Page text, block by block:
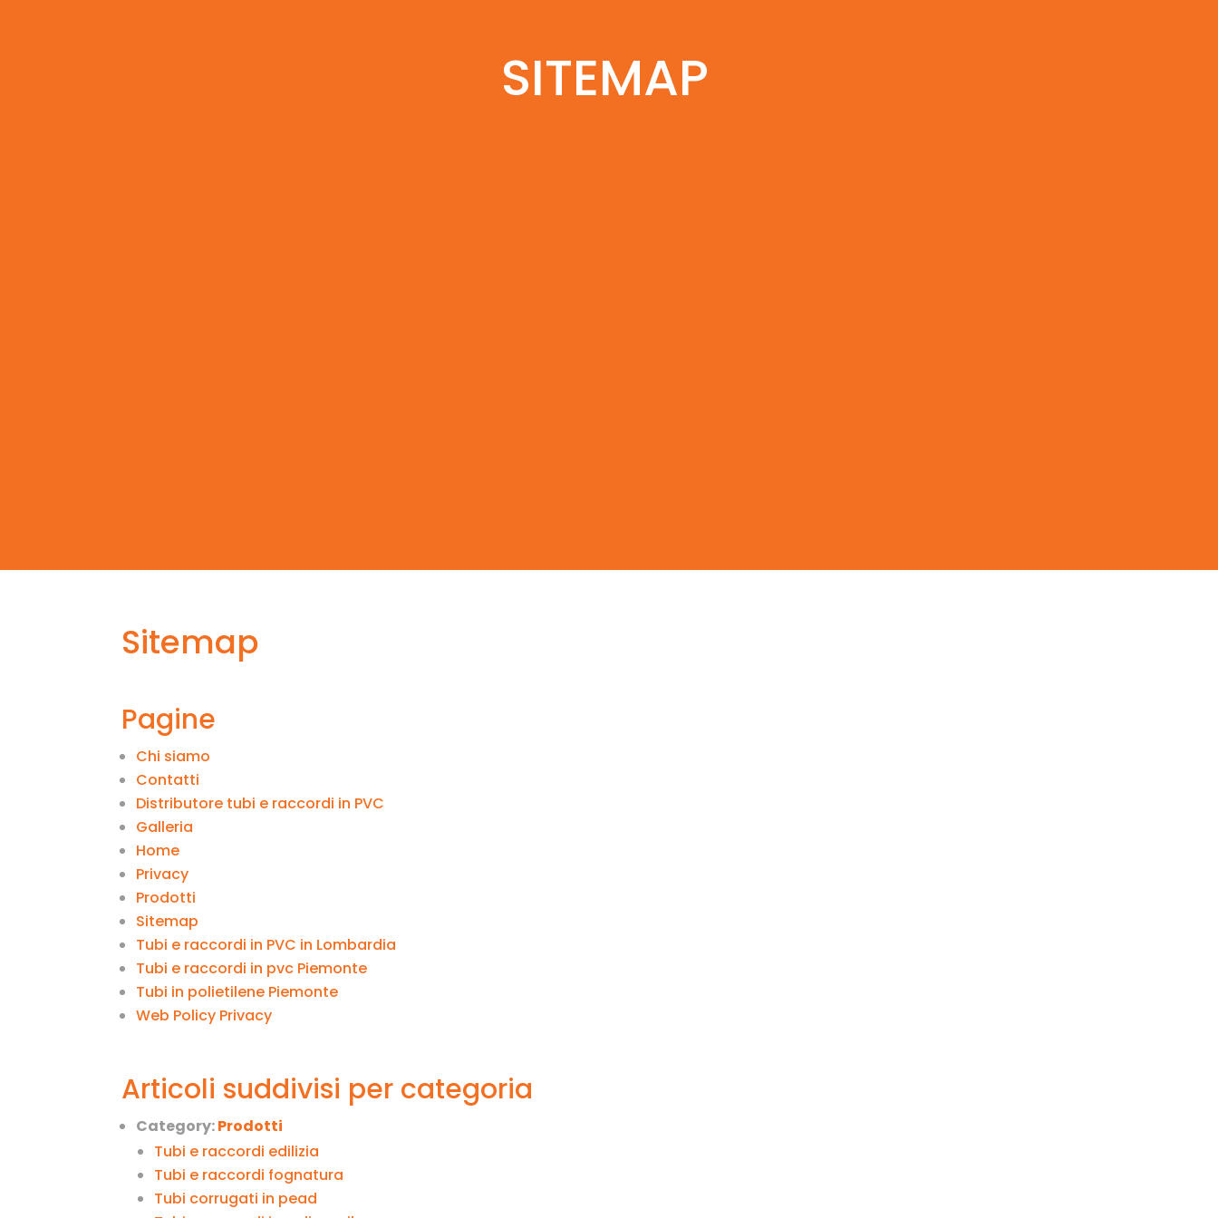
SITEMAP
Sitemap
Pagine
Chi siamo
Contatti
Distributore tubi e raccordi in PVC
Galleria
Home
Privacy
Prodotti
Sitemap
Tubi e raccordi in PVC in Lombardia
Tubi e raccordi in pvc Piemonte
Tubi in polietilene Piemonte
Web Policy Privacy
Articoli suddivisi per categoria
Category:Prodotti
Tubi e raccordi edilizia
Tubi e raccordi fognatura
Tubi corrugati in pead